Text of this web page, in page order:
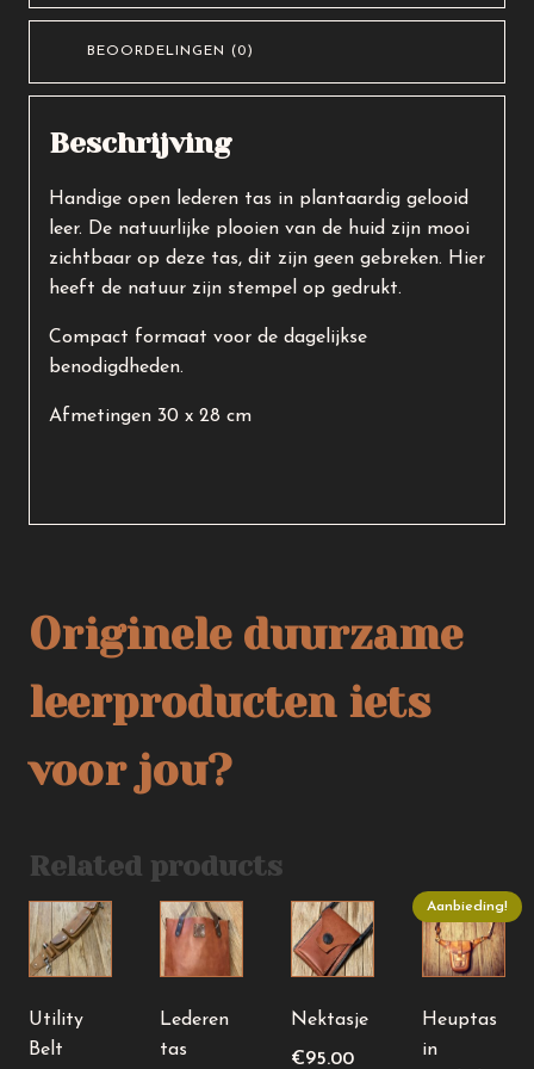
BEOORDELINGEN (0)
Beschrijving
Handige open lederen tas in plantaardig gelooid
leer. De natuurlijke plooien van de huid zijn mooi
zichtbaar op deze tas, dit zijn geen gebreken. Hier
heeft de natuur zijn stempel op gedrukt.
Compact formaat voor de dagelijkse
benodigdheden.
Afmetingen 30 x 28 cm
Originele duurzame
leerproducten iets
voor jou?
Related products
Utility
Belt
Lederen
tas
Nektasje
€95.00
Dit
product
heeft
variaties.
Deze
Aanbieding!
Heuptas
in